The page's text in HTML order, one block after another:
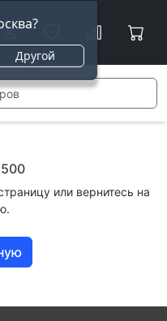
Другой
или вернитесь на